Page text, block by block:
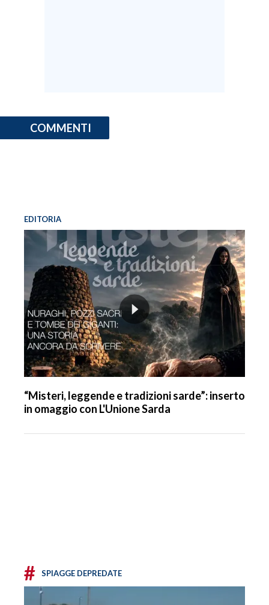
COMMENTI
EDITORIA
“Misteri, leggende e tradizioni sarde”: inserto
in omaggio con L'Unione Sarda
# SPIAGGE DEPREDATE